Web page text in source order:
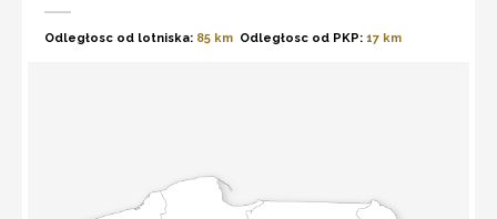
Odległosc od lotniska: 85 km Odległosc od PKP: 17 km